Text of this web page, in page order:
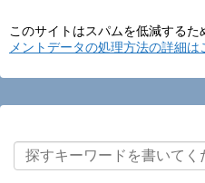
このサイトはスパムを低減するた
メントデータの処理方法の詳細